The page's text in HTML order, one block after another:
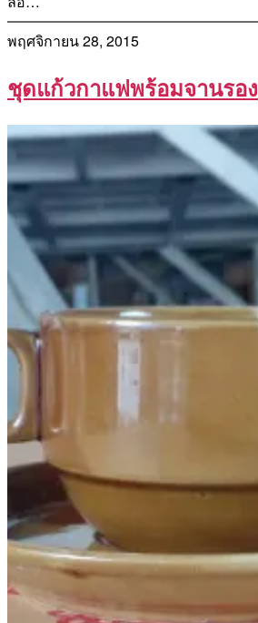
พฤศจิกายน 28, 2015
ชุดแก้วกาแฟพร้อมจานรอง